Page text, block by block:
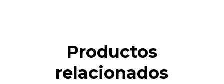
Productos
relacionados